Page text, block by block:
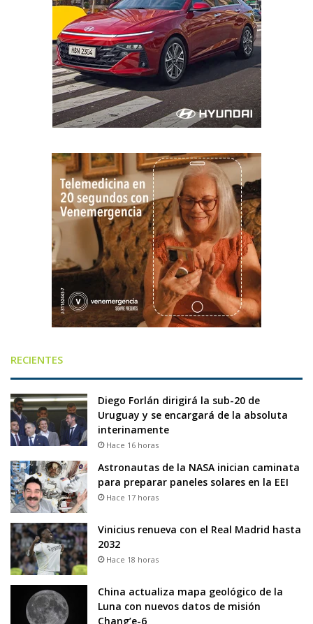
RECIENTES
Diego Forlán dirigirá la sub-20 de
Uruguay y se encargará de la absoluta
interinamente
Hace 16 horas
Astronautas de la NASA inician caminata
para preparar paneles solares en la EEI
Hace 17 horas
Vinicius renueva con el Real Madrid hasta
2032
Hace 18 horas
China actualiza mapa geológico de la
Luna con nuevos datos de misión
Chang’e-6